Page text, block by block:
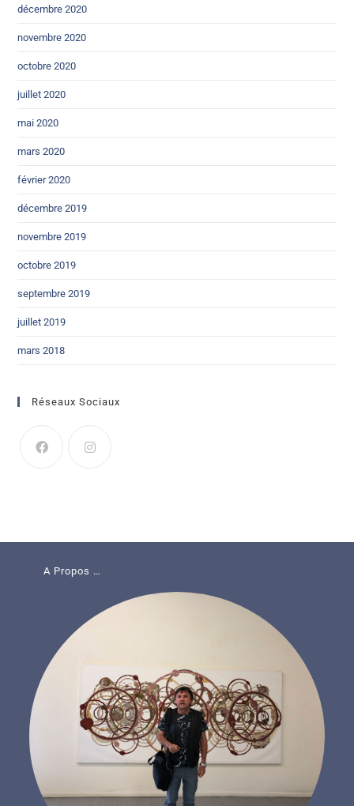
décembre 2020
novembre 2020
octobre 2020
juillet 2020
mai 2020
mars 2020
février 2020
décembre 2019
novembre 2019
octobre 2019
septembre 2019
juillet 2019
mars 2018
Réseaux Sociaux
A Propos …